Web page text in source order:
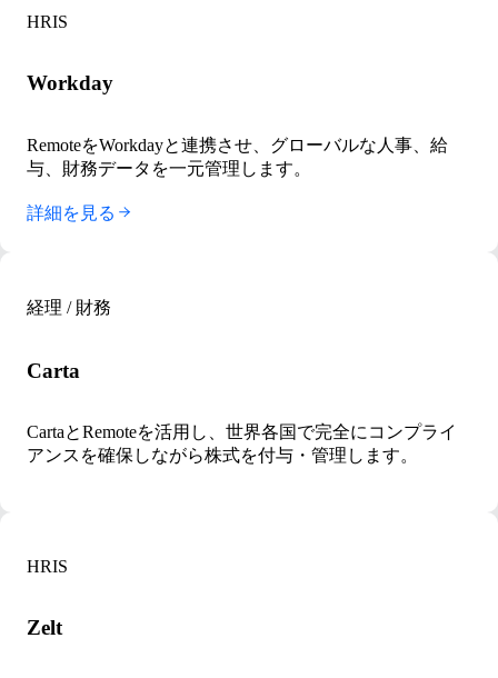
HRIS
Workday
RemoteをWorkdayと連携させ、グローバルな人事、給
与、財務データを一元管理します。
詳細を見る
経理 / 財務
Carta
CartaとRemoteを活用し、世界各国で完全にコンプライ
アンスを確保しながら株式を付与・管理します。
HRIS
Zelt